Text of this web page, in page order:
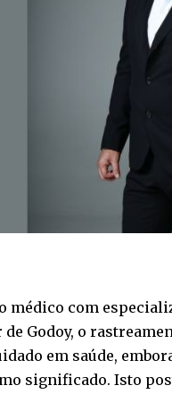
médico com
de Godoy, o
em saúde,
significado. Isto